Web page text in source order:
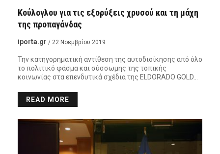
Κούλογλου για τις εξορύξεις χρυσού και τη μάχη
της προπαγάνδας
iporta.gr / 22 Νοεμβρίου 2019
Την κατηγορηματική αντίθεση της αυτοδιοίκησης από όλο
το πολιτικό φάσμα και σύσσωμης της τοπικής
κοινωνίας στα επενδυτικά σχέδια της ELDORADO GOLD…
READ MORE